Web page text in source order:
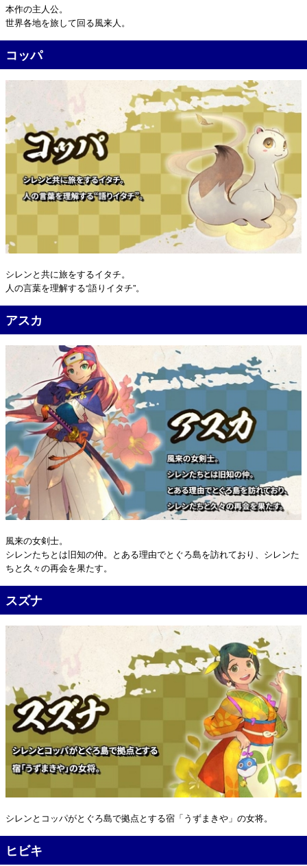
本作の主人公。
世界各地を旅して回る風来人。
コッパ
シレンと共に旅をするイタチ。
人の言葉を理解する“語りイタチ”。
アスカ
風来の女剣士。
シレンたちとは旧知の仲。とある理由でとぐろ島を訪れており、シレンた
ちと久々の再会を果たす。
スズナ
シレンとコッパがとぐろ島で拠点とする宿「うずまきや」の女将。
ヒビキ